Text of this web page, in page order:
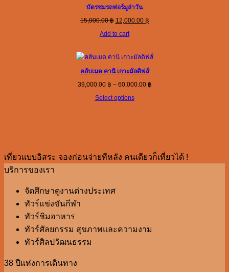
SALE
บัตรชมรถฟอร์มูล่าวัน
15,000.00฿ Original
was:
12,000.00 ฿Current
Add to cart
คลับเมด คานิ เกาะมัลดิฟส์
39,000.00 ฿ – 60,000.00 ฿Price
Select options
เที่ยวแบบอิสระ จองก่อนจ่ายทีหลัง คนเดียวก็เที่ยวได้ !
บริการของเรา
จัดศึกษาดูงานต่างประเทศ
ทัวร์แข่งขันกีฬา
ทัวร์ชิมอาหาร
ทัวร์ศัลยกรรม สุขภาพและความงาม
ทัวร์ศิลปวัฒนธรรม
38 ปีแห่งการเดินทาง